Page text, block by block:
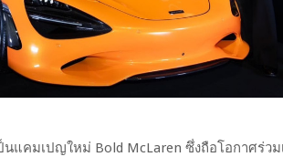
แคมเปญใหม่ Bold McLaren ซึ่งถือโอกาศร่วม